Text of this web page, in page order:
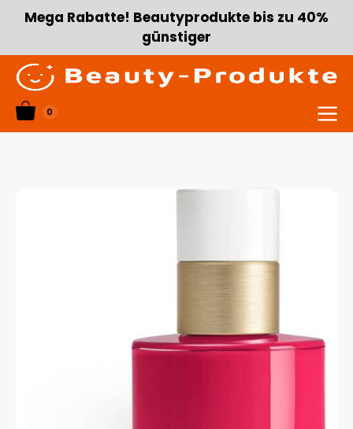
Zum
Inhalt
Mega Rabatte! Beautyprodukte bis zu 40%
günstiger
0
Menü